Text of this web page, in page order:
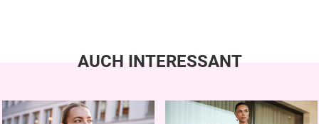
AUCH INTERESSANT